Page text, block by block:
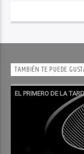
TAMBIÉN TE PUEDE
EL PRIMERO DE LA